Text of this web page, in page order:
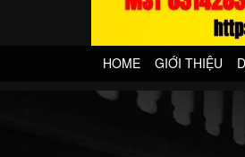
HOME GIỚI THIỆU